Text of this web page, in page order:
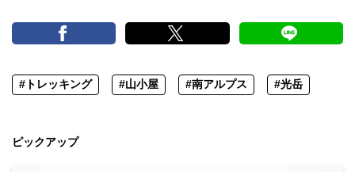
#トレッキング #山小屋 #南アルプス #光岳
ピックアップ